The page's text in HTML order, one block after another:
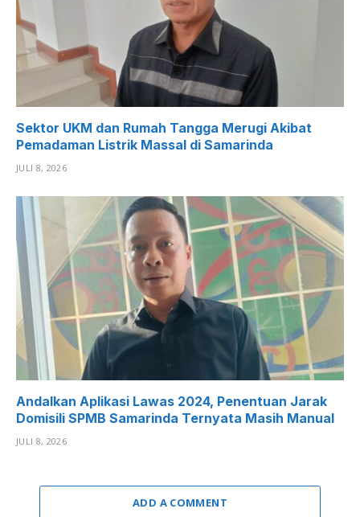
Sektor UKM dan Rumah Tangga Merugi Akibat
Pemadaman Listrik Massal di Samarinda
JULI 8, 2026
Andalkan Aplikasi Lawas 2024, Penentuan Jarak
Domisili SPMB Samarinda Ternyata Masih Manual
JULI 8, 2026
ADD A COMMENT